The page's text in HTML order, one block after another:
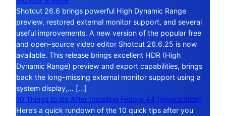
Shotcut 26.6 brings powerful High Dynamic Range
preview, restored external monitor support, and several
useful improvements. A new version of the popular free
and open-source video editor Shotcut 26.6.25 is now
available. This release brings excellent HDR (High
Dynamic Range) preview and export capabilities, brings
back the long-missing external monitor support using a
system display,… […]
10 Things to do After Installing Fedora 44 (Workstation)
Here’s a quick rundown of the 10 quick tips after you